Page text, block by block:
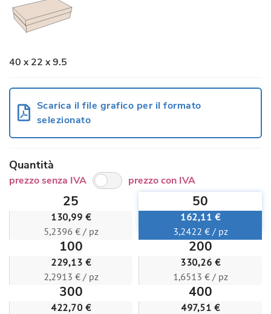
40 x 22 x 9.5
Scarica il file grafico per il formato
selezionato
Quantità
prezzo senza IVA prezzo con IVA
25
130,99 €
5,2396 € / pz
50
162,11 €
3,2422 € / pz
100
229,13 €
2,2913 € / pz
200
330,26 €
1,6513 € / pz
300
422,70 €
400
497,51 €